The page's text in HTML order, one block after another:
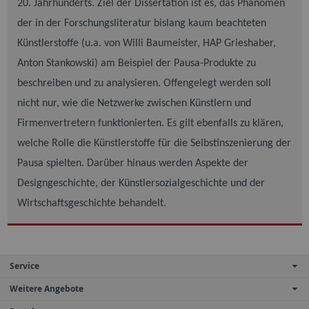
20. Jahrhunderts. Ziel der Dissertation ist es, das Phänomen
der in der Forschungsliteratur bislang kaum beachteten
Künstlerstoffe (u.a. von Willi Baumeister, HAP Grieshaber,
Anton Stankowski) am Beispiel der Pausa-Produkte zu
beschreiben und zu analysieren. Offengelegt werden soll
nicht nur, wie die Netzwerke zwischen Künstlern und
Firmenvertretern funktionierten. Es gilt ebenfalls zu klären,
welche Rolle die Künstlerstoffe für die Selbstinszenierung der
Pausa spielten. Darüber hinaus werden Aspekte der
Designgeschichte, der Künstlersozialgeschichte und der
Wirtschaftsgeschichte behandelt.
Service
Weitere Angebote